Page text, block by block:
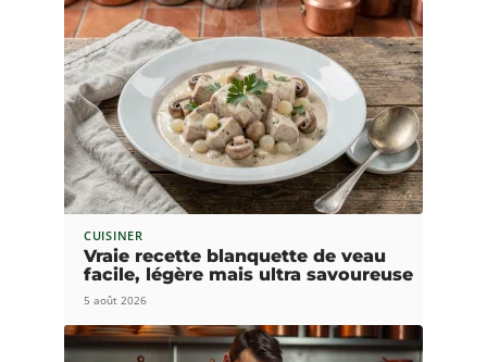
CUISINER
Vraie recette blanquette de veau
facile, légère mais ultra savoureuse
5 août 2026